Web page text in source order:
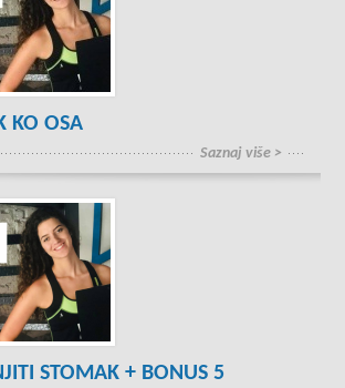
KO OSA
Saznaj više >
STOMAK + BONUS 5